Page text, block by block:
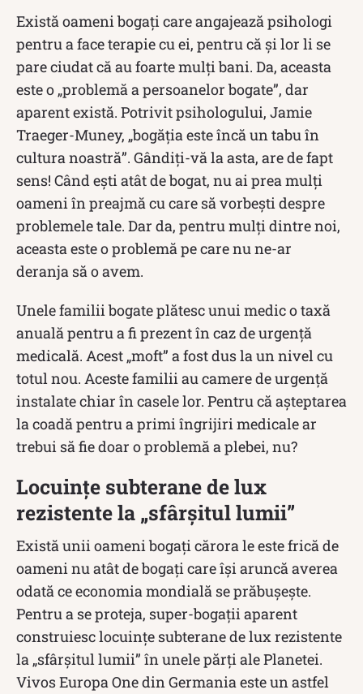
Există oameni bogați care angajează psihologi
pentru a face terapie cu ei, pentru că și lor li se
pare ciudat că au foarte mulți bani. Da, aceasta
este o „problemă a persoanelor bogate”, dar
aparent există. Potrivit psihologului, Jamie
Traeger-Muney, „bogăția este încă un tabu în
cultura noastră”. Gândiți-vă la asta, are de fapt
sens! Când ești atât de bogat, nu ai prea mulți
oameni în preajmă cu care să vorbești despre
problemele tale. Dar da, pentru mulți dintre noi,
aceasta este o problemă pe care nu ne-ar
deranja să o avem.
Unele familii bogate plătesc unui medic o taxă
anuală pentru a fi prezent în caz de urgență
medicală. Acest „moft” a fost dus la un nivel cu
totul nou. Aceste familii au camere de urgență
instalate chiar în casele lor. Pentru că așteptarea
la coadă pentru a primi îngrijiri medicale ar
trebui să fie doar o problemă a plebei, nu?
Locuințe subterane de lux
rezistente la „sfârșitul lumii”
Există unii oameni bogați cărora le este frică de
oameni nu atât de bogați care își aruncă averea
odată ce economia mondială se prăbușește.
Pentru a se proteja, super-bogații aparent
construiesc locuințe subterane de lux rezistente
la „sfârșitul lumii” în unele părți ale Planetei.
Vivos Europa One din Germania este un astfel